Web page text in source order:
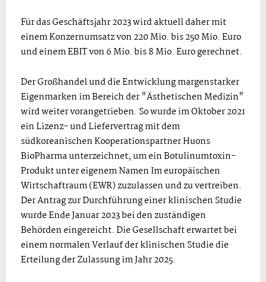
Für das Geschäftsjahr 2023 wird aktuell daher mit
einem Konzernumsatz von 220 Mio. bis 250 Mio. Euro
und einem EBIT von 6 Mio. bis 8 Mio. Euro gerechnet.
Der Großhandel und die Entwicklung margenstarker
Eigenmarken im Bereich der "Ästhetischen Medizin"
wird weiter vorangetrieben. So wurde im Oktober 2021
ein Lizenz- und Liefervertrag mit dem
südkoreanischen Kooperationspartner Huons
BioPharma unterzeichnet, um ein Botulinumtoxin-
Produkt unter eigenem Namen Im europäischen
Wirtschaftraum (EWR) zuzulassen und zu vertreiben.
Der Antrag zur Durchführung einer klinischen Studie
wurde Ende Januar 2023 bei den zuständigen
Behörden eingereicht. Die Gesellschaft erwartet bei
einem normalen Verlauf der klinischen Studie die
Erteilung der Zulassung im Jahr 2025.